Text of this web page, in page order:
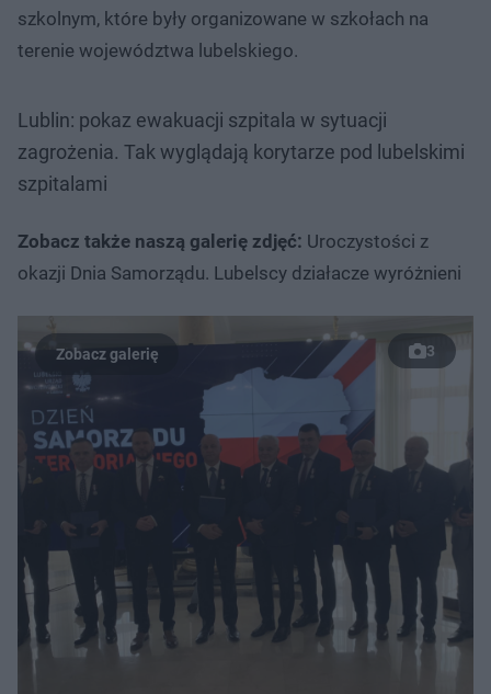
szkolnym, które były organizowane w szkołach na
terenie województwa lubelskiego.
Lublin: pokaz ewakuacji szpitala w sytuacji
zagrożenia. Tak wyglądają korytarze pod lubelskimi
szpitalami
Zobacz także naszą galerię zdjęć: Uroczystości z
okazji Dnia Samorządu. Lubelscy działacze wyróżnieni
3